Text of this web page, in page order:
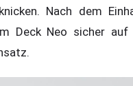
Nach dem
Deck Neo sicher